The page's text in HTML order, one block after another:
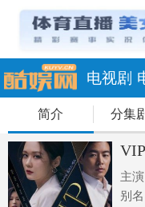
电视剧
简介 分集
VIP
主演
珍
别名